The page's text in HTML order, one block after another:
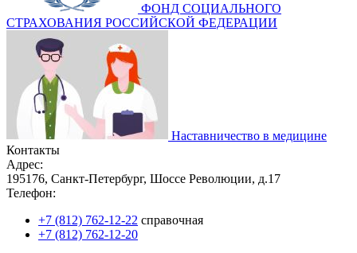
ФОНД СОЦИАЛЬНОГО
СТРАХОВАНИЯ РОССИЙСКОЙ ФЕДЕРАЦИИ
Наставничество в медицине
Контакты
Адрес:
195176, Санкт-Петербург, Шоссе Революции, д.17
Телефон:
+7 (812) 762-12-22 справочная
+7 (812) 762-12-20